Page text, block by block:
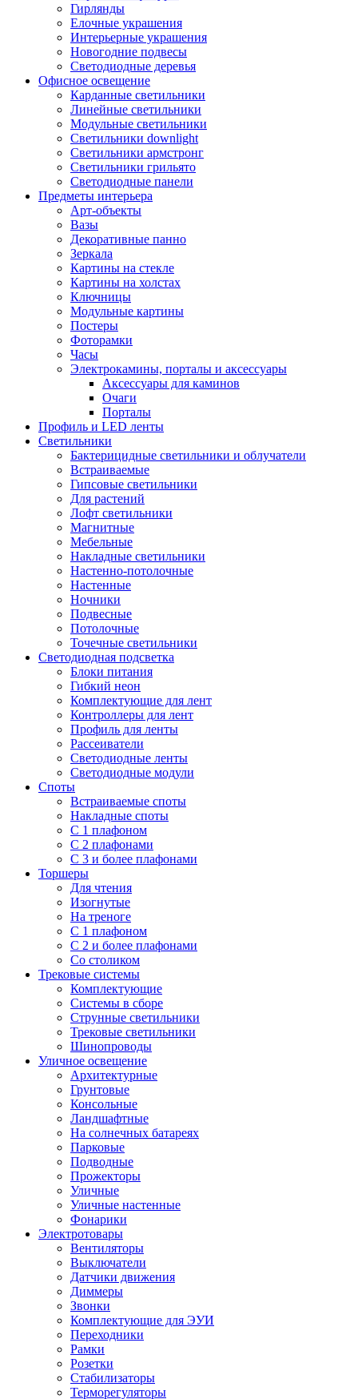
Гирлянды
Елочные украшения
Интерьерные украшения
Новогодние подвесы
Светодиодные деревья
Офисное освещение
Карданные светильники
Линейные светильники
Модульные светильники
Светильники downlight
Светильники армстронг
Светильники грильято
Светодиодные панели
Предметы интерьера
Арт-объекты
Вазы
Декоративные панно
Зеркала
Картины на стекле
Картины на холстах
Ключницы
Модульные картины
Постеры
Фоторамки
Часы
Электрокамины, порталы и аксессуары
Аксессуары для каминов
Очаги
Порталы
Профиль и LED ленты
Светильники
Бактерицидные светильники и облучатели
Встраиваемые
Гипсовые светильники
Для растений
Лофт светильники
Магнитные
Мебельные
Накладные светильники
Настенно-потолочные
Настенные
Ночники
Подвесные
Потолочные
Точечные светильники
Светодиодная подсветка
Блоки питания
Гибкий неон
Комплектующие для лент
Контроллеры для лент
Профиль для ленты
Рассеиватели
Светодиодные ленты
Светодиодные модули
Споты
Встраиваемые споты
Накладные споты
С 1 плафоном
С 2 плафонами
С 3 и более плафонами
Торшеры
Для чтения
Изогнутые
На треноге
С 1 плафоном
С 2 и более плафонами
Со столиком
Трековые системы
Комплектующие
Системы в сборе
Струнные светильники
Трековые светильники
Шинопроводы
Уличное освещение
Архитектурные
Грунтовые
Консольные
Ландшафтные
На солнечных батареях
Парковые
Подводные
Прожекторы
Уличные
Уличные настенные
Фонарики
Электротовары
Вентиляторы
Выключатели
Датчики движения
Диммеры
Звонки
Комплектующие для ЭУИ
Переходники
Рамки
Розетки
Стабилизаторы
Терморегуляторы